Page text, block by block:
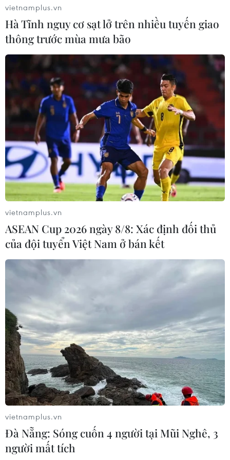
vietnamplus.vn
Hà Tĩnh nguy cơ sạt lở trên nhiều tuyến giao
thông trước mùa mưa bão
vietnamplus.vn
ASEAN Cup 2026 ngày 8/8: Xác định đối thủ
của đội tuyển Việt Nam ở bán kết
vietnamplus.vn
Đà Nẵng: Sóng cuốn 4 người tại Mũi Nghê, 3
người mất tích